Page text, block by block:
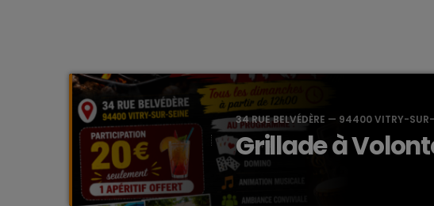
34 RUE BELVÉDÈRE — 94400 VITRY-
Grillade à
convivial du